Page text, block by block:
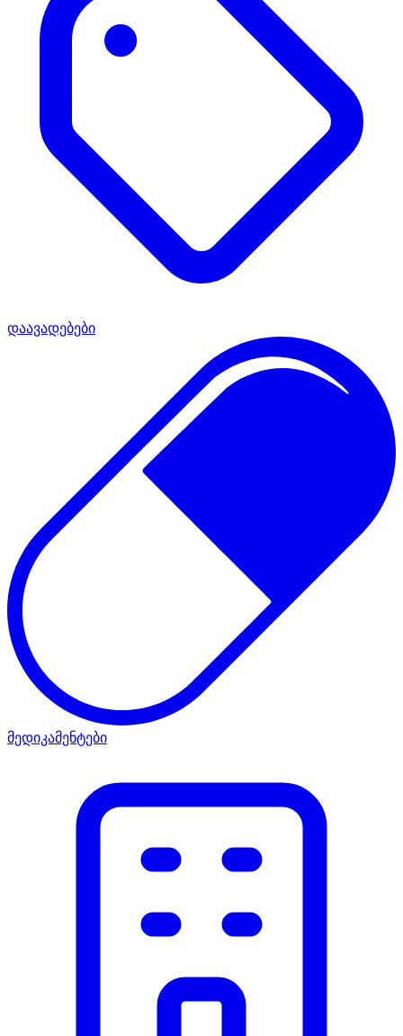
დაავადებები
მედიკამენტები